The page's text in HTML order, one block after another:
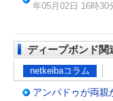
年05月02日 16時30
ディープボンド関
netkeibaコラム
アンパドゥが両親